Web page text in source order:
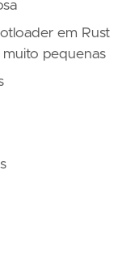
em Rust
pequenas